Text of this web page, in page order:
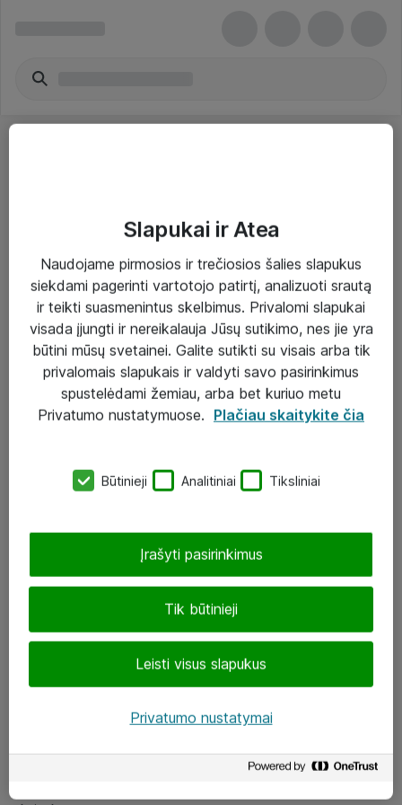
Paslaugos
Sprendimai
Įgyvendinti projektai
Atea ekspertų patarimai verslui
eShop@atea.lt
LinkedIn
Slapukai ir Atea
Naudojame pirmosios ir trečiosios šalies slapukus
siekdami pagerinti vartotojo patirtį, analizuoti srautą
ir teikti suasmenintus skelbimus. Privalomi slapukai
visada įjungti ir nereikalauja Jūsų sutikimo, nes jie yra
būtini mūsų svetainei. Galite sutikti su visais arba tik
privalomais slapukais ir valdyti savo pasirinkimus
spustelėdami žemiau, arba bet kuriuo metu
Privatumo nustatymuose. Plačiau skaitykite čia
Būtinieji Analitiniai Tiksliniai
Tik būtinieji
Leisti visus slapukus
Įrašyti pasirinkimus
Privatumo nustatymai